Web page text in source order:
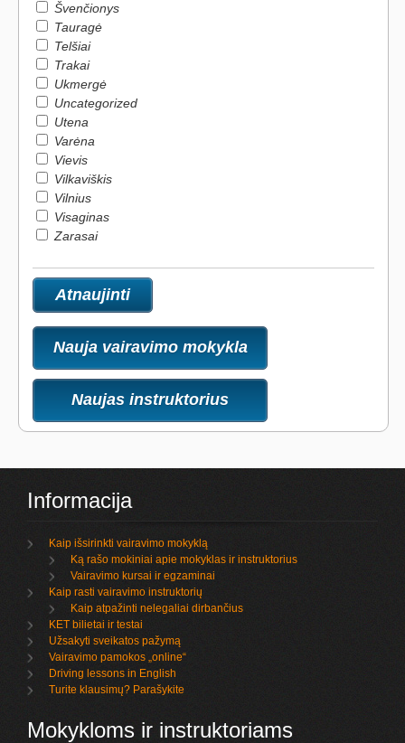
Švenčionys
Tauragė
Telšiai
Trakai
Ukmergė
Uncategorized
Utena
Varėna
Vievis
Vilkaviškis
Vilnius
Visaginas
Zarasai
Nauja vairavimo mokykla
Naujas instruktorius
Informacija
Kaip išsirinkti vairavimo mokyklą
Ką rašo mokiniai apie mokyklas ir instruktorius
Vairavimo kursai ir egzaminai
Kaip rasti vairavimo instruktorių
Kaip atpažinti nelegaliai dirbančius
KET bilietai ir testai
Užsakyti sveikatos pažymą
Vairavimo pamokos „online“
Driving lessons in English
Turite klausimų? Parašykite
Mokykloms ir instruktoriams